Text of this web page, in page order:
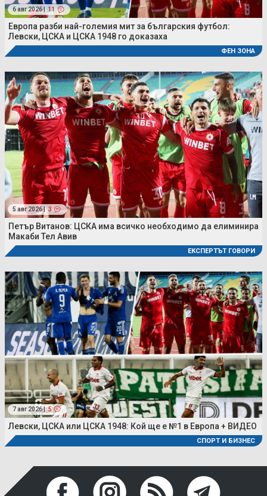
6 авг 2026 | 11
Европа разби най-големия мит за българския футбол:
Левски, ЦСКА и ЦСКА 1948 го доказаха
ФЕН ЗОНА
5 авг 2026 | 3
Петър Витанов: ЦСКА има всичко необходимо да елиминира
Макаби Тел Авив
ЕКСПЕРТЪТ ГОВОРИ
7 авг 2026 | 5
Левски, ЦСКА или ЦСКА 1948: Кой ще е №1 в Европа + ВИДЕО
СПОРТ И БИЗНЕС